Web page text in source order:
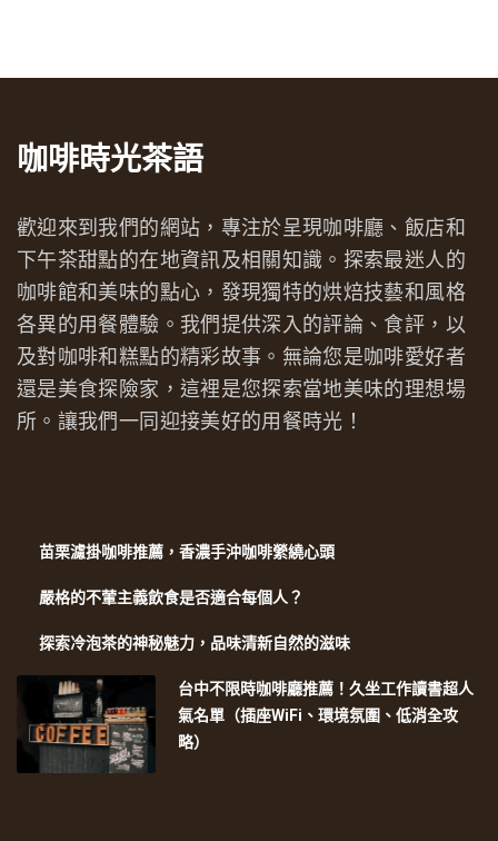
咖啡時光茶語
歡迎來到我們的網站，專注於呈現咖啡廳、飯店和
下午茶甜點的在地資訊及相關知識。探索最迷人的
咖啡館和美味的點心，發現獨特的烘焙技藝和風格
各異的用餐體驗。我們提供深入的評論、食評，以
及對咖啡和糕點的精彩故事。無論您是咖啡愛好者
還是美食探險家，這裡是您探索當地美味的理想場
所。讓我們一同迎接美好的用餐時光！
苗栗濾掛咖啡推薦，香濃手沖咖啡縈繞心頭
嚴格的不葷主義飲食是否適合每個人？
探索冷泡茶的神秘魅力，品味清新自然的滋味
台中不限時咖啡廳推薦！久坐工作讀書超人
氣名單（插座WiFi、環境氛圍、低消全攻
略）